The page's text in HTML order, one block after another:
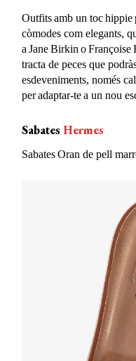
Outfits amb un toc
còmodes com elegants,
a Jane Birkin o
tracta de peces que
esdeveniments, només
per adaptar-te a un nou
SabatesHermes
Sabates Oran depell